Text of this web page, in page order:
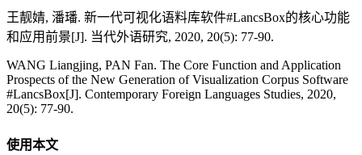
王靓婧, 潘璠. 新一代可视化语料库软件#LancsBox的核心功能
和应用前景[J]. 当代外语研究, 2020, 20(5): 77-90.
WANG Liangjing, PAN Fan. The Core Function and Application
Prospects of the New Generation of Visualization Corpus Software
#LancsBox[J]. Contemporary Foreign Languages Studies, 2020,
20(5): 77-90.
使用本文